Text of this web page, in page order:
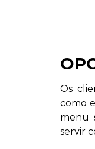
Os
como
menu
servir